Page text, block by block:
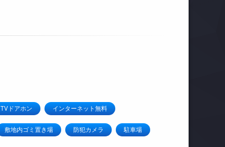
TVドアホン インターネット無料
敷地内ゴミ置き場 防犯カメラ 駐車場